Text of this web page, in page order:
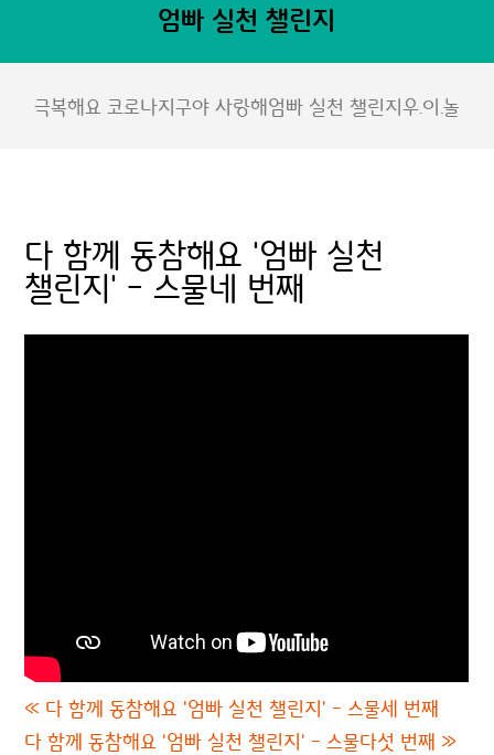
엄빠 실천 챌린지
극복해요 코로나지구야 사랑해엄빠 실천 챌린지우.이.놀
다 함께 동참해요 '엄빠 실천
챌린지' - 스물네 번째
« 다 함께 동참해요 '엄빠 실천 챌린지' - 스물세 번째
다 함께 동참해요 '엄빠 실천 챌린지' - 스물다섯 번째 »